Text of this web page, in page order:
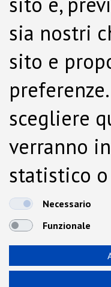
sia nostri
sito e
scegliere
verranno
statistico
dallaNecessario
Funzionale